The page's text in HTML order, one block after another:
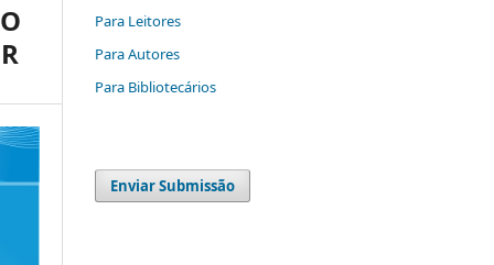
Para Leitores
Para Autores
Para Bibliotecários
Enviar Submissão